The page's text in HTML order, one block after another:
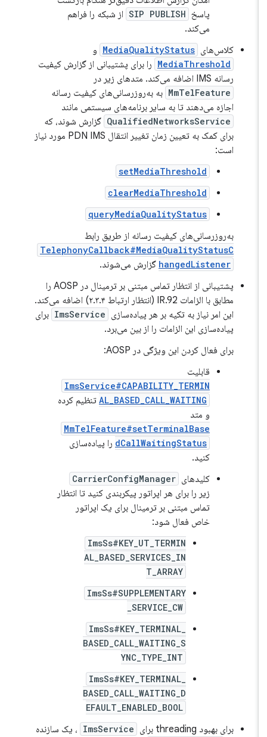
پاسخ SIP PUBLISH از شبکه را فراهم
می‌کند.
کلاس‌های MediaQualityStatus و
MediaThreshold را برای پشتیبانی از گزارش کیفیت
رسانه IMS اضافه می‌کند. متدهای زیر در
MmTelFeature به به‌روزرسانی‌های کیفیت رسانه
اجازه می‌دهند تا به سایر برنامه‌های سیستمی مانند
QualifiedNetworksService گزارش شوند، که
برای کمک به تعیین زمان تغییر انتقال PDN IMS مورد نیاز
است:
setMediaThreshold
clearMediaThreshold
queryMediaQualityStatus
به‌روزرسانی‌های کیفیت رسانه از طریق رابط
TelephonyCallback#MediaQualityStatusC
hangedListenerگزارش می‌شوند.
پشتیبانی از انتظار تماس مبتنی بر ترمینال در AOSP را
مطابق با الزامات IR.92 (انتظار ارتباط ۲.۳.۴) اضافه می‌کند.
این امر نیاز به تکیه بر هر پیاده‌سازی ImsService برای
پیاده‌سازی این الزامات را از بین می‌برد.
برای فعال کردن این ویژگی در AOSP:
قابلیت
ImsService#CAPABILITY_TERMIN
AL_BASED_CALL_WAITINGتنظیم کرده
و متد
MmTelFeature#setTerminalBase
dCallWaitingStatusرا پیاده‌سازی
کنید.
کلیدهای CarrierConfigManager
زیر را برای هر اپراتور پیکربندی کنید تا انتظار
تماس مبتنی بر ترمینال برای یک اپراتور
خاص فعال شود:
ImsSs#KEY_UT_TERMIN
AL_BASED_SERVICES_IN
T_ARRAY
ImsSs#SUPPLEMENTARY
_SERVICE_CW
ImsSs#KEY_TERMINAL_
BASED_CALL_WAITING_S
YNC_TYPE_INT
ImsSs#KEY_TERMINAL_
BASED_CALL_WAITING_D
EFAULT_ENABLED_BOOL
برای بهبود threading برای ImsService ، یک سازنده